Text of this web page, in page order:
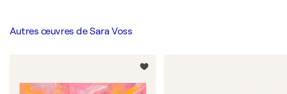
Autres œuvres deSara Voss